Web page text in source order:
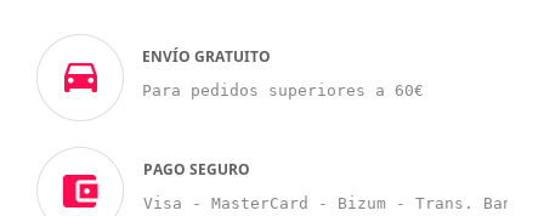
ENVÍO GRATUITO
Para pedidos superiores a 60€
PAGO SEGURO
Visa - MasterCard - Bizum - Trans.